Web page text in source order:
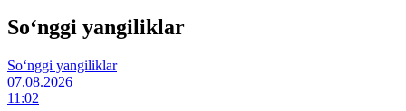
So‘nggi yangiliklar
So‘nggi yangiliklar
07.08.2026
11:02